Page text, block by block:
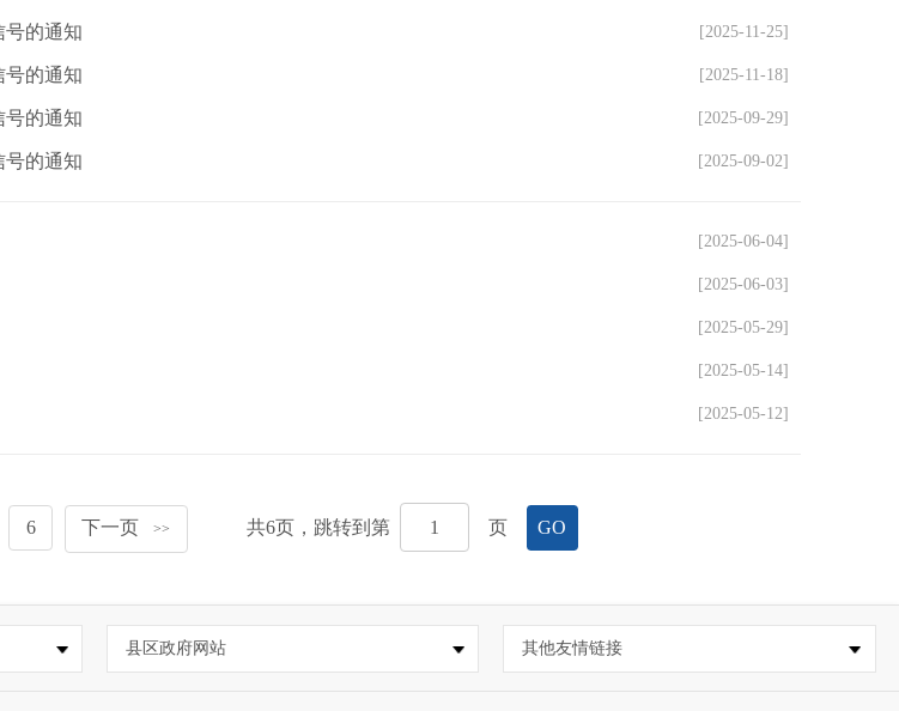
[2025-11-25]
号的通知
[2025-11-18]
号的通知
[2025-09-29]
号的通知
[2025-09-02]
号的通知
[2025-06-04]
[2025-06-03]
[2025-05-29]
[2025-05-14]
[2025-05-12]
6 下一页 >> 共6页，跳转到第 页 GO
县区政府网站 其他友情链接